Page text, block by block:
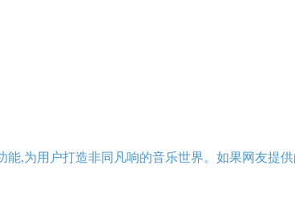
,为用户打造非同凡响的音乐世界。如果网友提